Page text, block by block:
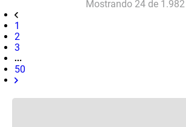
Mostrando 24 de 1.982
1
2
3
50